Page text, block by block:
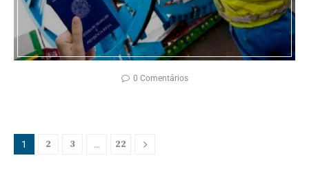
0 Comentários
1 2 3 … 22